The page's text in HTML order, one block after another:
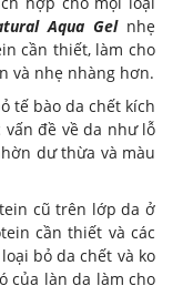
Aqua Gelnhẹ
cần thiết, làm cho
và nhẹ nhàng hơn.
tế bào da chết kích
đề về da như lỗ
dư thừa và màu
cũ trên lớp da ở
cần thiết và các
bỏ da chết và ko
của làn da làm cho